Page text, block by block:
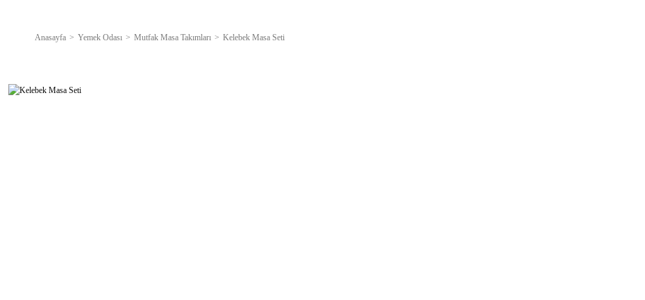
Anasayfa Yemek Odası Mutfak Masa Takımları Kelebek Masa Seti